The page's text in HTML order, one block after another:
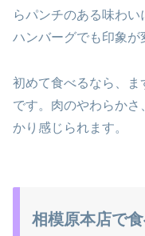
らパンチのある味わ
ハンバーグでも印象が
初めて食べるなら、
です。肉のやわらか
かり感じられます。
相模原本店で